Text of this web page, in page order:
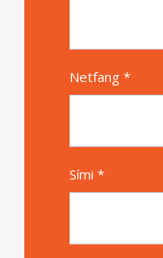
Netfang *
Sími *